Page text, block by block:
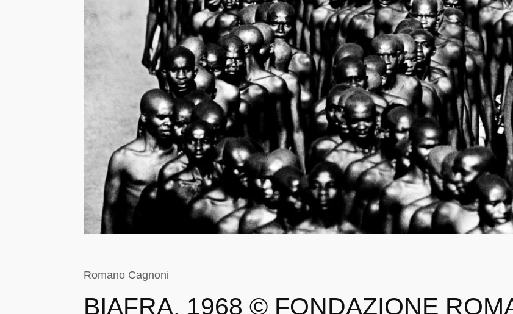
Romano Cagnoni
BIAFRA, 1968 © FONDAZIONE